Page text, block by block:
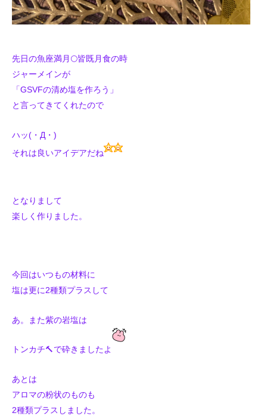
先日の魚座満月🌕皆既月食の時
ジャーメインが
「GSVFの清め塩を作ろう」
と言ってきてくれたので
ハッ(・Д・)
それは良いアイデアだね
となりまして
楽しく作りました。
今回はいつもの材料に
塩は更に2種類プラスして
あ。また紫の岩塩は
トンカチ🔨で砕きましたよ
あとは
アロマの粉状のものも
2種類プラスしました。